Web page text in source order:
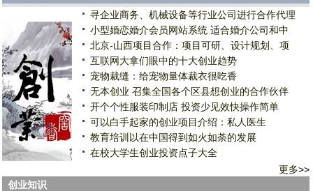
寻企业商务、机械设备等行业公司进行合作代理
小型婚恋婚介会员网站系统 适合婚介公司和中
北京-山西项目合作：项目可研、设计规划、项
互联网大拿们眼中的十大创业趋势
宠物裁缝：给宠物量体裁衣很吃香
无本创业 召集全国各个区县想创业的合作伙伴
开个个性服装印制店 投资少见效快操作简单
可以白手起家的创业项目介绍：私人医生
教育培训以在中国得到如火如荼的发展
在校大学生创业投资点子大全
更多>>
创业知识